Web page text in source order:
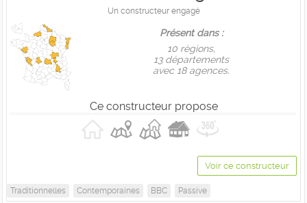
Un constructeur engagé
Présent dans :
10 règions,
13 départements
avec 18 agences.
Ce constructeur propose
Voir ce constructeur
Traditionnelles Contemporaines BBC Passive